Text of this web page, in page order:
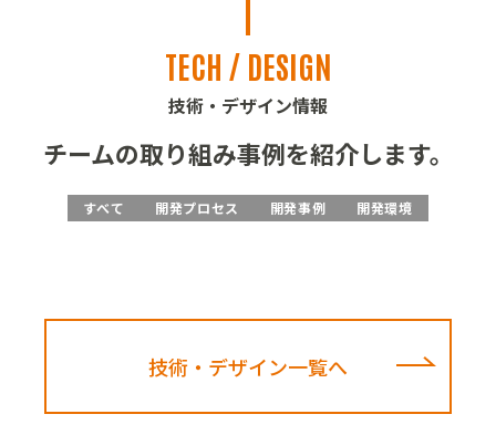
TECH / DESIGN
技術・デザイン情報
チームの取り組み事例を紹介します。
すべて 開発プロセス 開発事例 開発環境
技術・デザイン一覧へ